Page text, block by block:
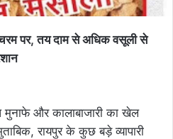
चरम पर, तय दाम से अधिक वसूली से
और कालाबाजारी का खेल
रायपुर के कुछ बड़े व्यापारी